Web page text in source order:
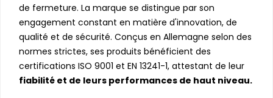
de fermeture. La marque se distingue par son
engagement constant en matière d'innovation, de
qualité et de sécurité. Conçus en Allemagne selon des
normes strictes, ses produits bénéficient des
certifications ISO 9001 et EN 13241-1, attestant de leur
fiabilité et de leurs performances de haut niveau.